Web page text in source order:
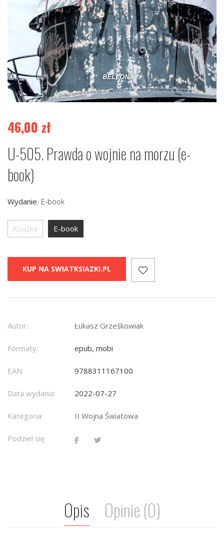
46,00 zł
U-505. Prawda o wojnie na morzu (e-
book)
Wydanie: E-book
Książka E-book
KUP NA SWIATKSIAZKI.PL
Autor: Łukasz Grześkowiak
Formaty: epub, mobi
EAN: 9788311167100
Data wydania: 2022-07-27
Kategoria: II Wojna Światowa
Podziel się
Opis Opinie (0)